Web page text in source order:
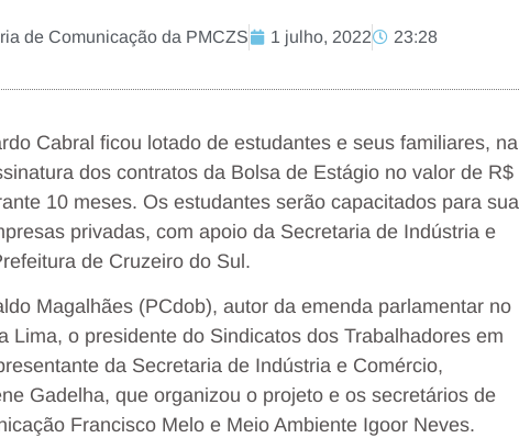
de Comunicação da PMCZS 1 julho, 2022 23:28
Cabral ficou lotado de estudantes e seus familiares, na
dos contratos da Bolsa de Estágio no valor de R$
10 meses. Os estudantes serão capacitados para sua
privadas, com apoio da Secretaria de Indústria e
de Cruzeiro do Sul.
Magalhães (PCdob), autor da emenda parlamentar no
Lima, o presidente do Sindicatos dos Trabalhadores em
da Secretaria de Indústria e Comércio,
Gadelha, que organizou o projeto e os secretários de
Francisco Melo e Meio Ambiente Igoor Neves.